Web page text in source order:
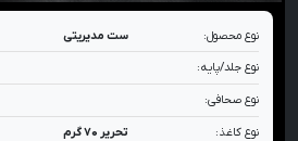
نوع محصول: ست مدیریتی
نوع جلد/پایه:
نوع صحافی:
نوع کاغذ: تحریر ۷۰ گرم